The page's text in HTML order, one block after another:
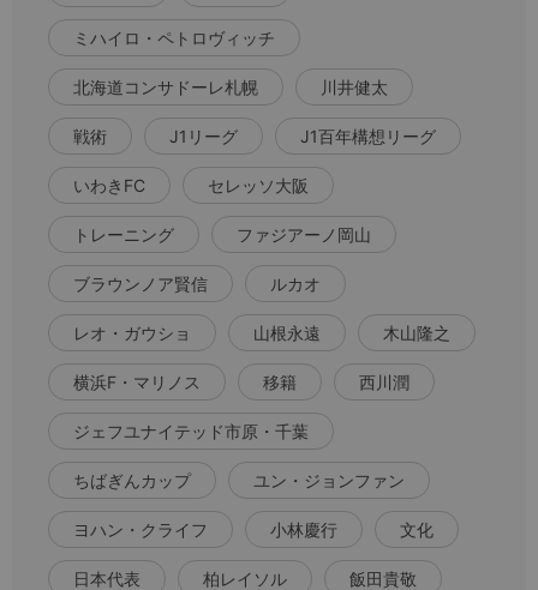
ミハイロ・ペトロヴィッチ
北海道コンサドーレ札幌 川井健太
戦術 J1リーグ J1百年構想リーグ
いわきFC セレッソ大阪
トレーニング ファジアーノ岡山
ブラウンノア賢信 ルカオ
レオ・ガウショ 山根永遠 木山隆之
横浜F・マリノス 移籍 西川潤
ジェフユナイテッド市原・千葉
ちばぎんカップ ユン・ジョンファン
ヨハン・クライフ 小林慶行 文化
日本代表 柏レイソル 飯田貴敬